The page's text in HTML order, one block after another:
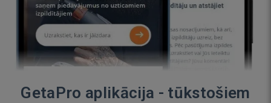
GetaPro aplikācija - tūkstošiem